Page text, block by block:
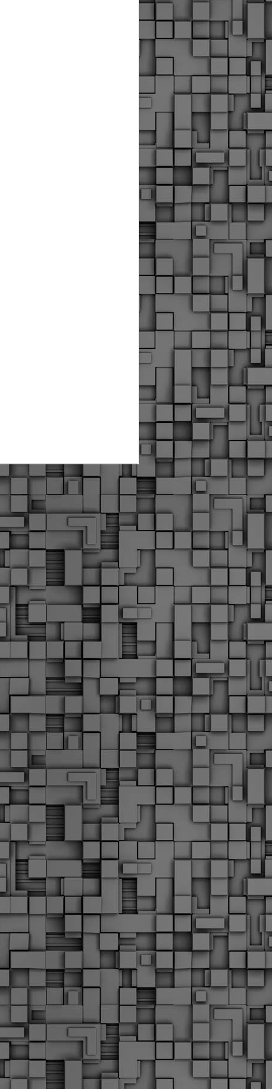
αστυνομικούς, οι οποίοι έχουν
εκπαίδευσή τους και
καθήκοντα.
υλικών – εργαλείων εκτός του
προβλεπόμενου εργοταξίου.